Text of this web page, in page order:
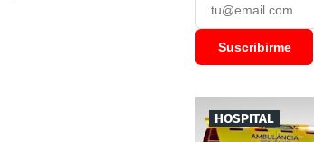
Suscribirme
HOSPITAL